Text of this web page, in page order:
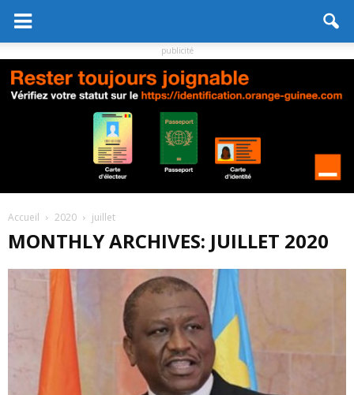
publicité
Accueil 2020 juillet
MONTHLY ARCHIVES: JUILLET 2020